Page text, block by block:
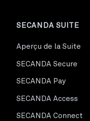
SECANDA SUITE
Aperçu de la Suite
SECANDA Secure
SECANDA Pay
SECANDA Access
SECANDA Connect